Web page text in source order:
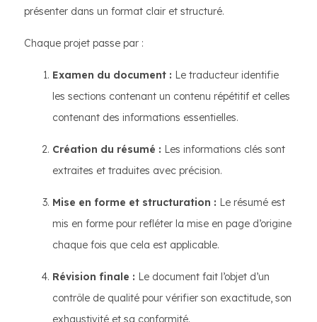
présenter dans un format clair et structuré.
Chaque projet passe par :
Examen du document : Le traducteur identifie
les sections contenant un contenu répétitif et celles
contenant des informations essentielles.
Création du résumé : Les informations clés sont
extraites et traduites avec précision.
Mise en forme et structuration : Le résumé est
mis en forme pour refléter la mise en page d’origine
chaque fois que cela est applicable.
Révision finale : Le document fait l’objet d’un
contrôle de qualité pour vérifier son exactitude, son
exhaustivité et sa conformité.